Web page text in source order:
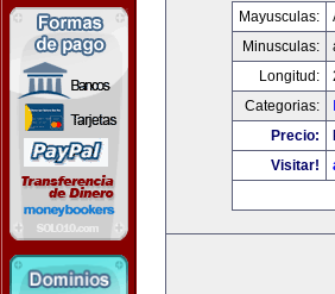
Mayusculas:
Minusculas:
Longitud:
Categorias:
Precio:
Visitar!